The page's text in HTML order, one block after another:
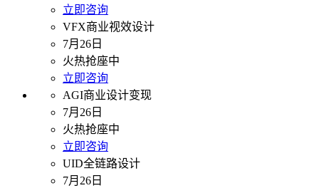
立即咨询
VFX商业视效设计
7月26日
火热抢座中
立即咨询
AGI商业设计变现
7月26日
火热抢座中
立即咨询
UID全链路设计
7月26日